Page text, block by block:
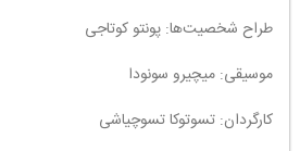
طراح شخصیت‌ها: پونتو کوتاجی
موسیقی: میچیرو سونودا
کارگردان: تسوتوکا تسوچیاشی